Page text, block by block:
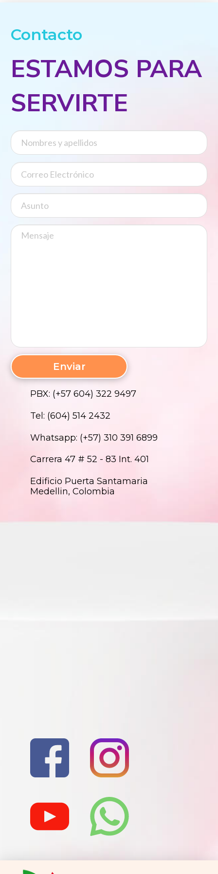
Contacto
ESTAMOS PARA
SERVIRTE
PBX: (+57 604) 322 9497
Tel: (604) 514 2432
Whatsapp: (+57) 310 391 6899
Carrera 47 # 52 - 83 Int. 401
Edificio Puerta Santamaria
Medellin, Colombia